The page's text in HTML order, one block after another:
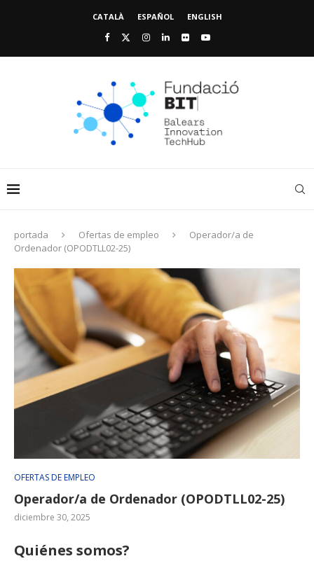
CATALÀ ESPAÑOL ENGLISH
portada Ofertas de empleo
Operador/a de
Ordenador (OPODTLL02-25)
OFERTAS DE EMPLEO
Operador/a de Ordenador (OPODTLL02-25)
diciembre 30, 2025
Quiénes somos?